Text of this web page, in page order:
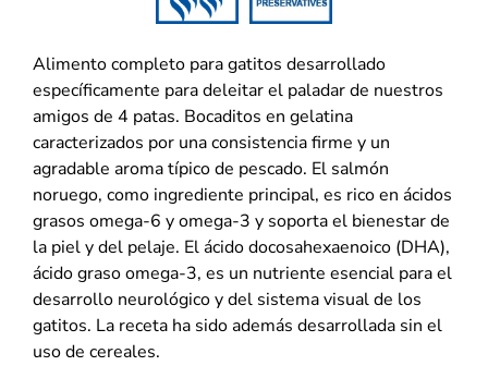
Alimento completo para gatitos desarrollado
específicamente para deleitar el paladar de nuestros
amigos de 4 patas. Bocaditos en gelatina
caracterizados por una consistencia firme y un
agradable aroma típico de pescado. El salmón
noruego, como ingrediente principal, es rico en ácidos
grasos omega-6 y omega-3 y soporta el bienestar de
la piel y del pelaje. El ácido docosahexaenoico (DHA),
ácido graso omega-3, es un nutriente esencial para el
desarrollo neurológico y del sistema visual de los
gatitos. La receta ha sido además desarrollada sin el
uso de cereales.